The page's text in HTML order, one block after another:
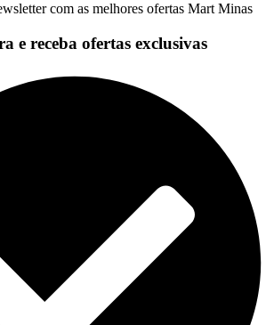
com as melhores ofertas Mart Minas
e receba ofertas exclusivas